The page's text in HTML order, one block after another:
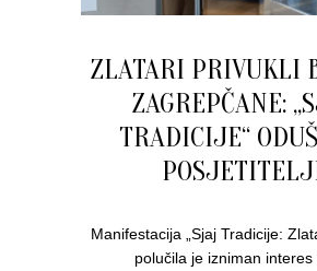
ZLATARI PRIVUKLI
ZAGREPČANE:
TRADICIJE“
Manifestacija „Sjaj Tradicije:
polučila je izniman interes